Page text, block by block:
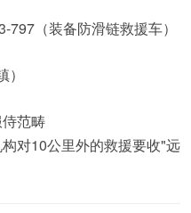
797（装备防滑链救援车）
范畴
对10公里外的救援要收"远